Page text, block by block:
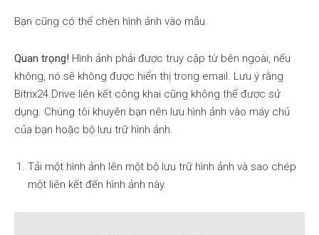
Bạn cũng có thể chèn hình ảnh vào mẫu.
Quan trọng! Hình ảnh phải được truy cập từ bên ngoài, nếu
không, nó sẽ không được hiển thị trong email. Lưu ý rằng
Bitrix24.Drive liên kết công khai cũng không thể được sử
dụng. Chúng tôi khuyên bạn nên lưu hình ảnh vào máy chủ
của bạn hoặc bộ lưu trữ hình ảnh.
Tải một hình ảnh lên một bộ lưu trữ hình ảnh và sao chép
một liên kết đến hình ảnh này.